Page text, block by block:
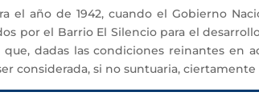
año de 1942, cuando el Gobierno
por el Barrio El Silencio para el
que, dadas las condiciones reinantes en
considerada, si no suntuaria, ciertamente